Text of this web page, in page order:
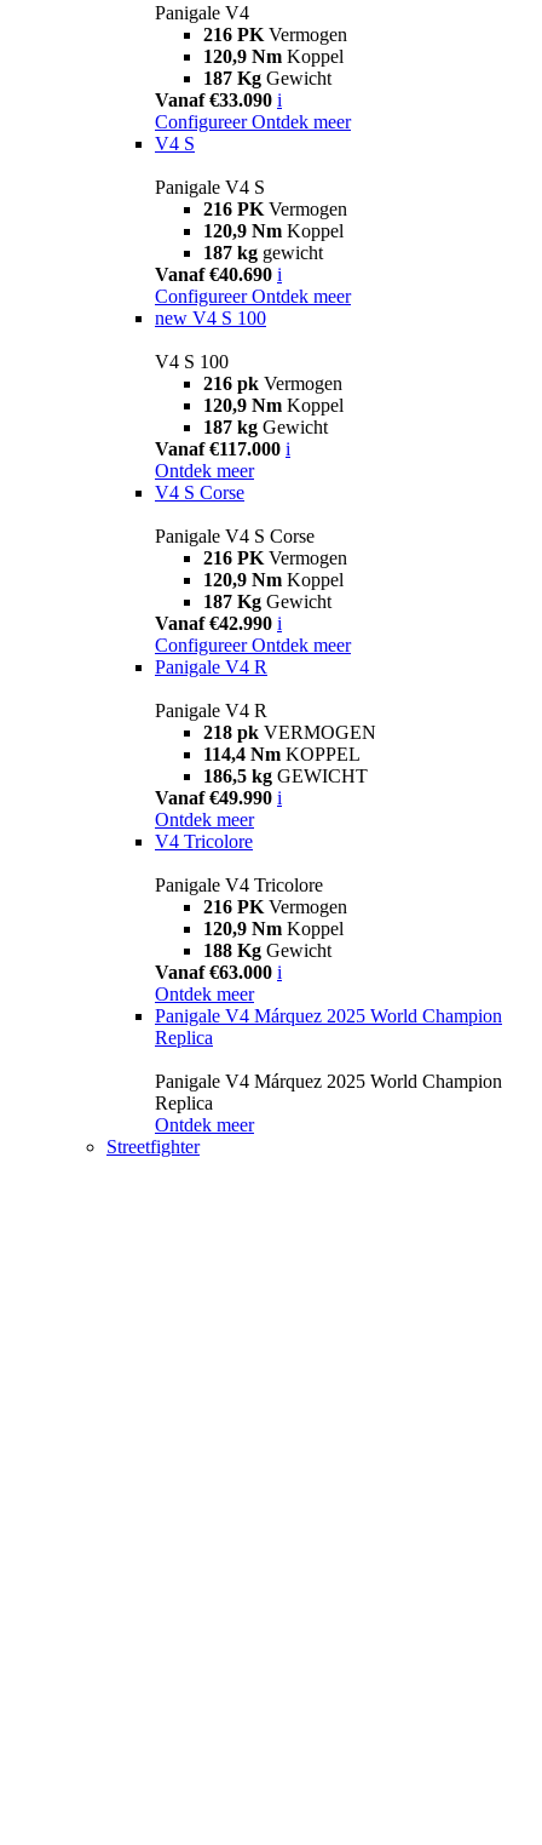
Panigale V4
216 PK Vermogen
120,9 Nm Koppel
187 Kg Gewicht
Vanaf €33.090 i
Configureer Ontdek meer
V4 S
Panigale V4 S
216 PK Vermogen
120,9 Nm Koppel
187 kg gewicht
Vanaf €40.690 i
Configureer Ontdek meer
new V4 S 100
V4 S 100
216 pk Vermogen
120,9 Nm Koppel
187 kg Gewicht
Vanaf €117.000 i
Ontdek meer
V4 S Corse
Panigale V4 S Corse
216 PK Vermogen
120,9 Nm Koppel
187 Kg Gewicht
Vanaf €42.990 i
Configureer Ontdek meer
Panigale V4 R
Panigale V4 R
218 pk VERMOGEN
114,4 Nm KOPPEL
186,5 kg GEWICHT
Vanaf €49.990 i
Ontdek meer
V4 Tricolore
Panigale V4 Tricolore
216 PK Vermogen
120,9 Nm Koppel
188 Kg Gewicht
Vanaf €63.000 i
Ontdek meer
Panigale V4 Márquez 2025 World Champion
Replica
Panigale V4 Márquez 2025 World Champion
Replica
Ontdek meer
Streetfighter